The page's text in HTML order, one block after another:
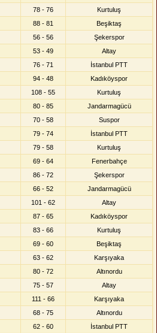
78 - 76
Kurtuluş
88 - 81
Beşiktaş
56 - 56
Şekerspor
53 - 49
Altay
76 - 71
İstanbul PTT
94 - 48
Kadıköyspor
108 - 55
Kurtuluş
80 - 85
Jandarmagücü
70 - 58
Suspor
79 - 74
İstanbul PTT
79 - 58
Kurtuluş
69 - 64
Fenerbahçe
86 - 72
Şekerspor
66 - 52
Jandarmagücü
101 - 62
Altay
87 - 65
Kadıköyspor
83 - 66
Kurtuluş
69 - 60
Beşiktaş
63 - 62
Karşıyaka
80 - 72
Altınordu
75 - 57
Altay
111 - 66
Karşıyaka
68 - 75
Altınordu
62 - 60
İstanbul PTT